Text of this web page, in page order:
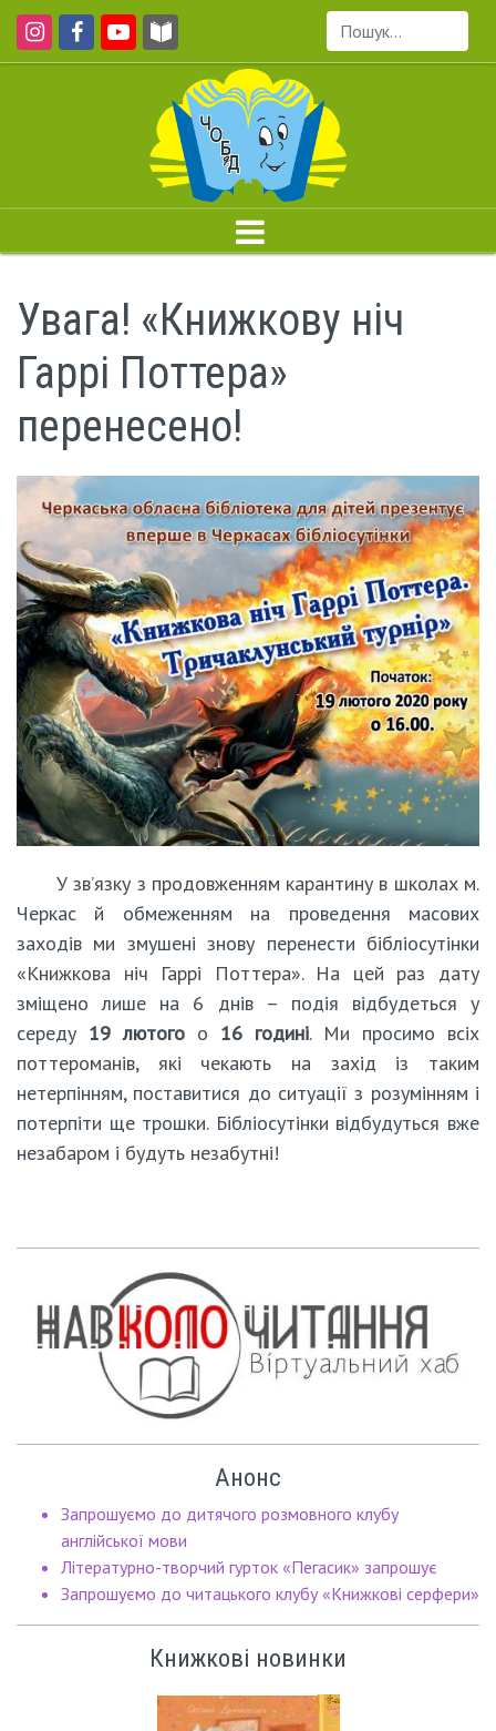
Пошук...
Увага! «Книжкову ніч
Гаррі Поттера»
перенесено!
У зв’язку з продовженням карантину в школах м.
Черкас й обмеженням на проведення масових
заходів ми змушені знову перенести бібліосутінки
«Книжкова ніч Гаррі Поттера». На цей раз дату
зміщено лише на 6 днів – подія відбудеться у
середу 19 лютого о 16 годині. Ми просимо всіх
поттероманів, які чекають на захід із таким
нетерпінням, поставитися до ситуації з розумінням і
потерпіти ще трошки. Бібліосутінки відбудуться вже
незабаром і будуть незабутні!
Анонс
Запрошуємо до дитячого розмовного клубу
англійської мови
Літературно-творчий гурток «Пегасик» запрошує
Запрошуємо до читацького клубу «Книжкові серфери»
Книжкові новинки